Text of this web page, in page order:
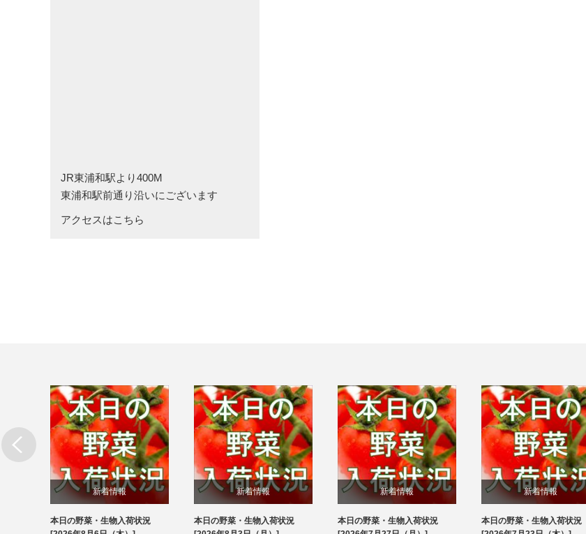
JR東浦和駅より400M
東浦和駅前通り沿いにございます
アクセスはこちら
新着情報
ブログ
本日の野菜・生物入荷状況
新着情報
ブログ
本日の野菜・生物入荷状況
新着情報
ブログ
本日の野菜・生物入荷状況
新着情報
ブログ
本日の野菜・生物入荷状況